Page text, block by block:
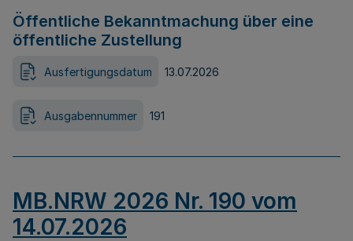
Öffentliche Bekanntmachung über eine
öffentliche Zustellung
Ausfertigungsdatum 13.07.2026
Ausgabennummer 191
MB.NRW 2026 Nr. 190 vom
14.07.2026